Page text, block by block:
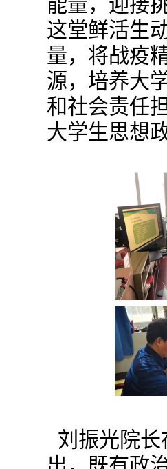
能量，迎接
这堂鲜活生
量，将战疫
源，培养大
和社会责任
大学生思想
刘振光院